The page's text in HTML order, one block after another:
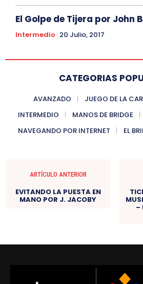
El Golpe de Tijera por John
Intermedio 20 Julio, 2017
CATEGORIAS
AVANZADO
JUEGO DE LA
INTERMEDIO
MANOS DE BRIDGE
NAVEGANDO POR INTERNET
EL
ARTÍCULO ANTERIOR
EVITANDO LA PUESTA EN
MANO POR J. JACOBY
–